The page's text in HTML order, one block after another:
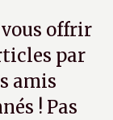
offrir
par
amis
! Pas